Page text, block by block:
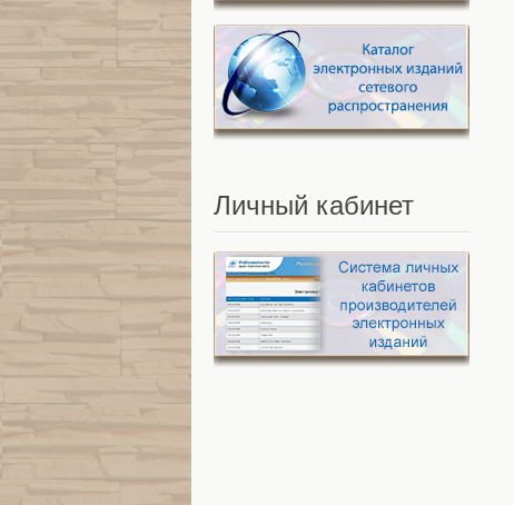
Личный кабинет